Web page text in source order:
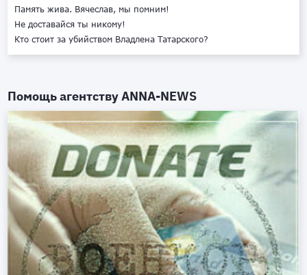
Память жива. Вячеслав, мы помним!
Не доставайся ты никому!
Кто стоит за убийством Владлена Татарского?
Помощь агентствуANNA-NEWS